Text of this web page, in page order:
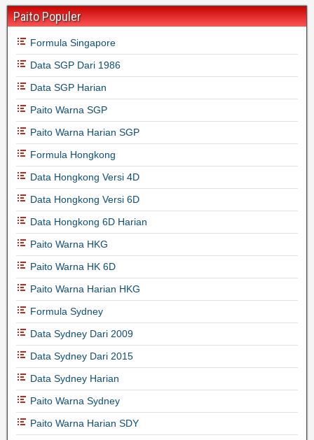
Paito Populer
Formula Singapore
Data SGP Dari 1986
Data SGP Harian
Paito Warna SGP
Paito Warna Harian SGP
Formula Hongkong
Data Hongkong Versi 4D
Data Hongkong Versi 6D
Data Hongkong 6D Harian
Paito Warna HKG
Paito Warna HK 6D
Paito Warna Harian HKG
Formula Sydney
Data Sydney Dari 2009
Data Sydney Dari 2015
Data Sydney Harian
Paito Warna Sydney
Paito Warna Harian SDY